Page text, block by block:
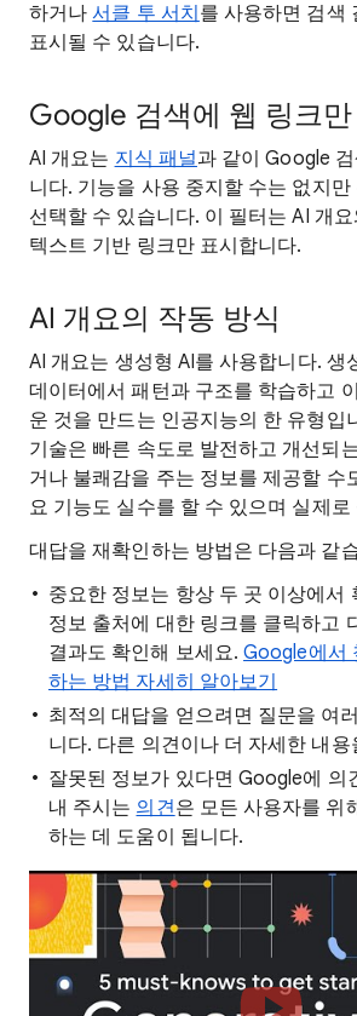
하거나서클 투 서치 를 사용하면 검색
표시될 수 있습니다.
Google 검색에 웹 링크만
AI 개요는 지식 패널과 같이 Google
니다. 기능을 사용 중지할 수는 없지만
선택할 수 있습니다. 이 필터는 AI 개요
텍스트 기반 링크만 표시합니다.
AI 개요의 작동 방식
AI 개요는 생성형 AI를 사용합니다. 생
데이터에서 패턴과 구조를 학습하고
운 것을 만드는 인공지능의 한 유형입
기술은 빠른 속도로 발전하고 개선되
거나 불쾌감을 주는 정보를 제공할 수
요 기능도 실수를 할 수 있으며 실제로
대답을 재확인하는 방법은 다음과 같
중요한 정보는 항상 두 곳 이상에서
정보 출처에 대한 링크를 클릭하고
결과도 확인해 보세요.Google에서
하는 방법 자세히 알아보기
최적의 대답을 얻으려면 질문을 여
니다. 다른 의견이나 더 자세한 내
잘못된 정보가 있다면 Google에 의
내 주시는 의견은 모든 사용자를 위
하는 데 도움이 됩니다.